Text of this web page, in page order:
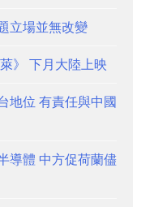
立場並無改變
》 下月大陸上映
地位 有責任與中國
導體 中方促荷蘭儘